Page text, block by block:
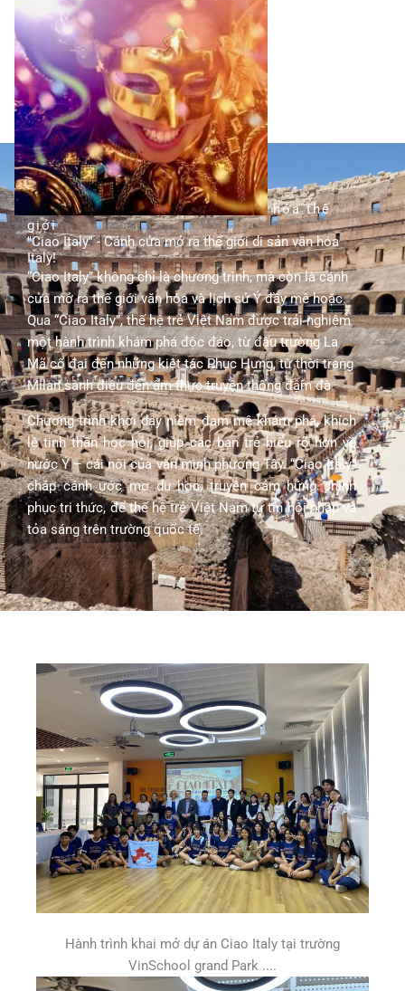
hành trình khám phá di sản văn hóa thế
giới
"Ciao Italy" - Cánh cửa mở ra thế giới di sản văn hóa
Italy!
“Ciao Italy” không chỉ là chương trình, mà còn là cánh
cửa mở ra thế giới văn hóa và lịch sử Ý đầy mê hoặc.
Qua “Ciao Italy”, thế hệ trẻ Việt Nam được trải nghiệm
một hành trình khám phá độc đáo, từ đấu trường La
Mã cổ đại đến những kiệt tác Phục Hưng, từ thời trang
Milan sành điệu đến ẩm thực truyền thống đậm đà.
Chương trình khơi dậy niềm đam mê khám phá, khích
lệ tinh thần học hỏi, giúp các bạn trẻ hiểu rõ hơn về
nước Ý – cái nôi của văn minh phương Tây. “Ciao Italy”
chắp cánh ước mơ du học, truyền cảm hứng chinh
phục tri thức, để thế hệ trẻ Việt Nam tự tin hội nhập và
tỏa sáng trên trường quốc tế.
Hành trình khai mở dự án Ciao Italy tại trường
VinSchool grand Park ....